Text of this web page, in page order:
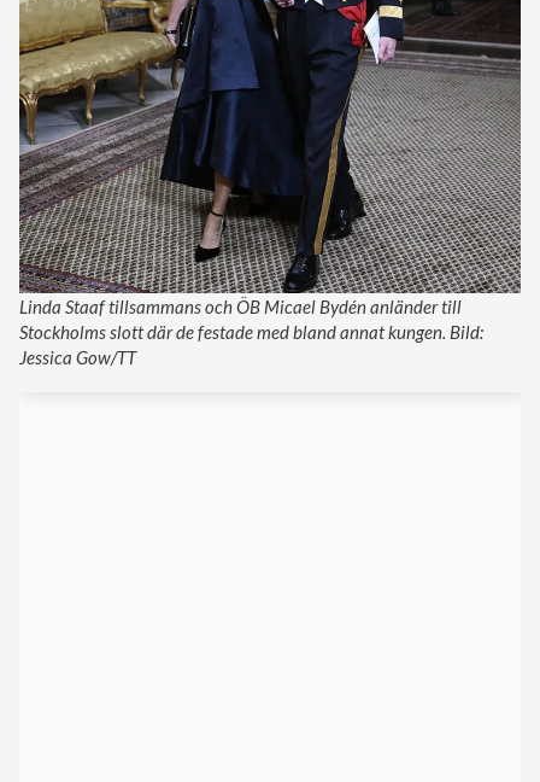
Linda Staaf tillsammans och ÖB Micael Bydén anländer till
Stockholms slott där de festade med bland annat kungen. Bild:
Jessica Gow/TT